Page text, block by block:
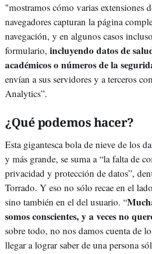
"mostramos cómo varias extensiones
navegadores capturan la página
navegación, y en algunos casos
formulario, incluyendo datos de
académicos o números de la
envían a sus servidores y a terceros
Analytics”.
¿Qué podemos hacer?
Esta gigantesca bola de nieve de los
y más grande, se suma a “la falta de
privacidad y protección de datos”,
Torrado. Y eso no sólo recae en el
sino también en el del usuario. “
somos conscientes, y a veces no
sobre todo, no nos damos cuenta de
llegar a lograr saber de una persona